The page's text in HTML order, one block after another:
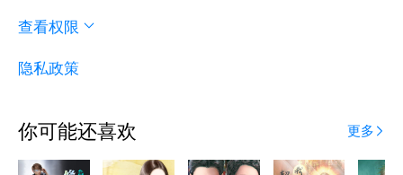
查看权限
隐私政策
你可能还喜欢 更多